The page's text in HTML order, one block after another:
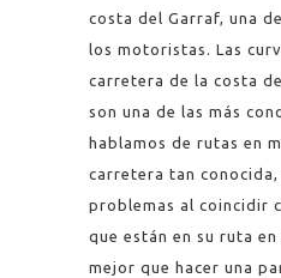
costa del Garraf, una
los motoristas. Las
carretera de la costa
son una de las más
hablamos de rutas en
carretera tan
problemas al coincidir
que están en su ruta
mejor que hacer una